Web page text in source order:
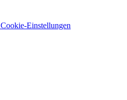
Cookie-Einstellungen